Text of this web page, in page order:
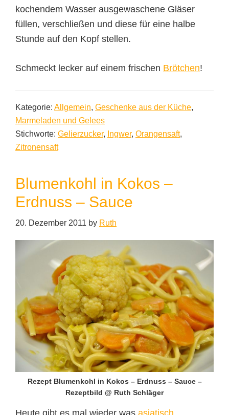
kochendem Wasser ausgewaschene Gläser
füllen, verschließen und diese für eine halbe
Stunde auf den Kopf stellen.
Schmeckt lecker auf einem frischen Brötchen!
Kategorie: Allgemein, Geschenke aus der Küche,
Marmeladen und Gelees
Stichworte: Gelierzucker, Ingwer, Orangensaft,
Zitronensaft
Blumenkohl in Kokos –
Erdnuss – Sauce
20. Dezember 2011 by Ruth
Rezept Blumenkohl in Kokos – Erdnuss – Sauce –
Rezeptbild @ Ruth Schläger
Heute gibt es mal wieder was asiatisch